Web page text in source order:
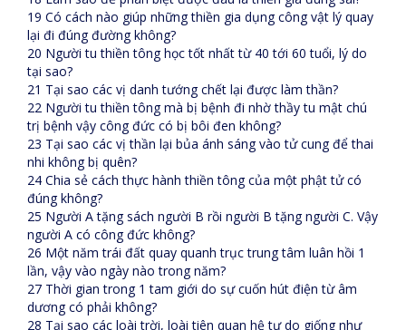
19 Có cách nào giúp những thiền gia dụng công vật lý quay
lại đi đúng đường không?
20 Người tu thiền tông học tốt nhất từ 40 tới 60 tuổi, lý do
tại sao?
21 Tại sao các vị danh tướng chết lại được làm thần?
22 Người tu thiền tông mà bị bệnh đi nhờ thầy tu mật chú
trị bệnh vậy công đức có bị bôi đen không?
23 Tại sao các vị thần lại bủa ánh sáng vào tử cung để thai
nhi không bị quên?
24 Chia sẻ cách thực hành thiền tông của một phật tử có
đúng không?
25 Người A tặng sách người B rồi người B tặng người C. Vậy
người A có công đức không?
26 Một năm trái đất quay quanh trục trung tâm luân hồi 1
lần, vậy vào ngày nào trong năm?
27 Thời gian trong 1 tam giới do sự cuốn hút điện từ âm
dương có phải không?
28 Tại sao các loài trời, loài tiên quan hệ tự do giống như